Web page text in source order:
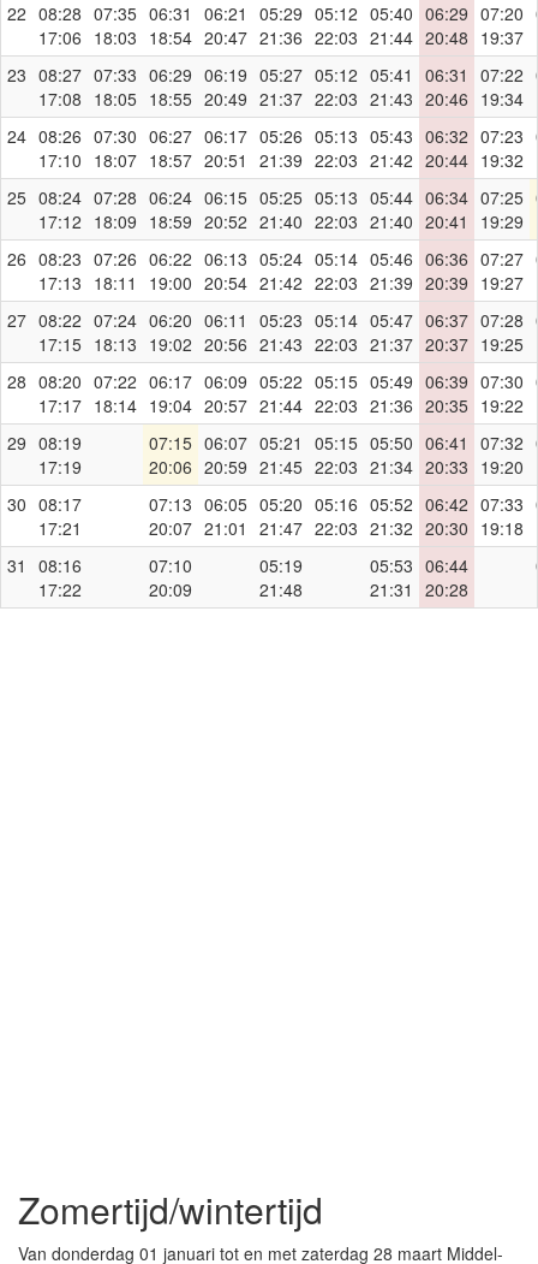
22 08:28
17:06
07:35
18:03
06:31
18:54
06:21
20:47
05:29
21:36
05:12
22:03
05:40
21:44
06:29
20:48
07:20
19:37
23 08:27
17:08
07:33
18:05
06:29
18:55
06:19
20:49
05:27
21:37
05:12
22:03
05:41
21:43
06:31
20:46
07:22
19:34
24 08:26
17:10
07:30
18:07
06:27
18:57
06:17
20:51
05:26
21:39
05:13
22:03
05:43
21:42
06:32
20:44
07:23
19:32
25 08:24
17:12
07:28
18:09
06:24
18:59
06:15
20:52
05:25
21:40
05:13
22:03
05:44
21:40
06:34
20:41
07:25
19:29
26 08:23
17:13
07:26
18:11
06:22
19:00
06:13
20:54
05:24
21:42
05:14
22:03
05:46
21:39
06:36
20:39
07:27
19:27
27 08:22
17:15
07:24
18:13
06:20
19:02
06:11
20:56
05:23
21:43
05:14
22:03
05:47
21:37
06:37
20:37
07:28
19:25
28 08:20
17:17
07:22
18:14
06:17
19:04
06:09
20:57
05:22
21:44
05:15
22:03
05:49
21:36
06:39
20:35
07:30
19:22
29 08:19
17:19
07:15
20:06
06:07
20:59
05:21
21:45
05:15
22:03
05:50
21:34
06:41
20:33
07:32
19:20
30 08:17
17:21
07:13
20:07
06:05
21:01
05:20
21:47
05:16
22:03
05:52
21:32
06:42
20:30
07:33
19:18
31
08:16
17:22
07:10
20:09
05:19
21:48
05:53
21:31
06:44
20:28
Zomertijd/wintertijd
Van donderdag 01 januari tot en met zaterdag 28 maart Middel-